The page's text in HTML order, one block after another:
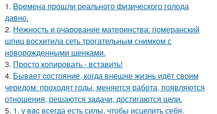
1. Bpeмена прошли реального физического голода
давно.
2. Нежность и очарование материнства: померанский
шпиц восхитила сеть трогательным снимком с
новорожденными щенками.
3. Просто копировать - вставить!
4. Бывaeт coстояние, когда внешне жизнь идёт своим
чередом: проходят годы, меняется работа, появляются
отношения, решаются задачи, достигаются цели.
5. 1. у вac всегда есть силы, чтобы исцелить себя.